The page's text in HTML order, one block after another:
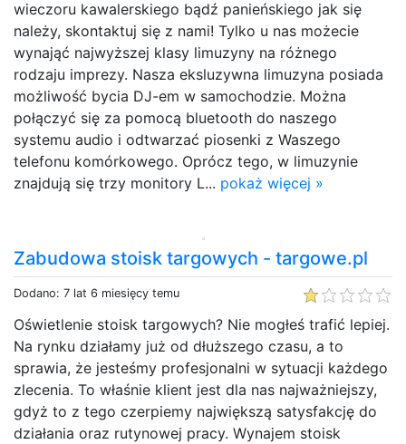
wieczoru kawalerskiego bądź panieńskiego jak się
należy, skontaktuj się z nami! Tylko u nas możecie
wynająć najwyższej klasy limuzyny na różnego
rodzaju imprezy. Nasza eksluzywna limuzyna posiada
możliwość bycia DJ-em w samochodzie. Można
połączyć się za pomocą bluetooth do naszego
systemu audio i odtwarzać piosenki z Waszego
telefonu komórkowego. Oprócz tego, w limuzynie
znajdują się trzy monitory L... pokaż więcej »
Zabudowa stoisk targowych - targowe.pl
Dodano: 7 lat 6 miesięcy temu
Oświetlenie stoisk targowych? Nie mogłeś trafić lepiej.
Na rynku działamy już od dłuższego czasu, a to
sprawia, że jesteśmy profesjonalni w sytuacji każdego
zlecenia. To właśnie klient jest dla nas najważniejszy,
gdyż to z tego czerpiemy największą satysfakcję do
działania oraz rutynowej pracy. Wynajem stoisk